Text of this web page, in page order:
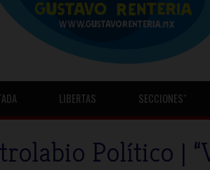
LIBERTAS SECCIONESˇ
Político |